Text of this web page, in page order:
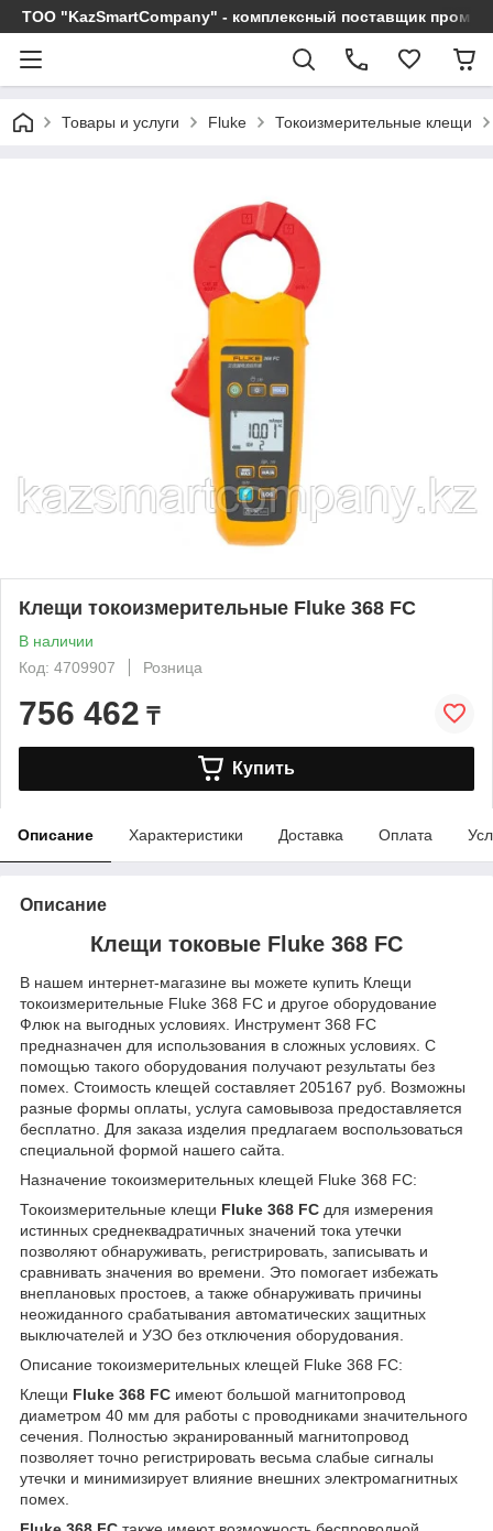
ТОО "KazSmartCompany" - комплексный поставщик
Товары и услуги Fluke Токоизмерительные клещи
Клещи токоизмерительные Fluke 368 FC
В наличии
Код: 4709907
Розница
756 462 ₸
Купить
Описание Характеристики Доставка Оплата
Описание
Клещи токовые Fluke 368 FC
В нашем интернет-магазине вы можете купить Клещи
токоизмерительные Fluke 368 FC и другое оборудование
Флюк на выгодных условиях. Инструмент 368 FC
предназначен для использования в сложных условиях. С
помощью такого оборудования получают результаты без
помех. Стоимость клещей составляет 205167 руб. Возможны
разные формы оплаты, услуга самовывоза предоставляется
бесплатно. Для заказа изделия предлагаем воспользоваться
специальной формой нашего сайта.
Назначение токоизмерительных клещей Fluke 368 FC:
Токоизмерительные клещи Fluke 368 FC для измерения
истинных среднеквадратичных значений тока утечки
позволяют обнаруживать, регистрировать, записывать и
сравнивать значения во времени. Это помогает избежать
внеплановых простоев, а также обнаруживать причины
неожиданного срабатывания автоматических защитных
выключателей и УЗО без отключения оборудования.
Описание токоизмерительных клещей Fluke 368 FC:
Клещи Fluke 368 FC имеют большой магнитопровод
диаметром 40 мм для работы с проводниками значительного
сечения. Полностью экранированный магнитопровод
позволяет точно регистрировать весьма слабые сигналы
утечки и минимизирует влияние внешних электромагнитных
помех.